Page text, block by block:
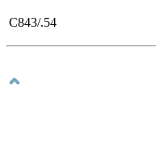
C843/.54